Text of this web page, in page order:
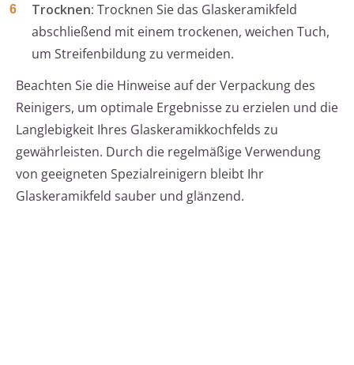
Trocknen: Trocknen Sie das Glaskeramikfeld
abschließend mit einem trockenen, weichen Tuch,
um Streifenbildung zu vermeiden.
Beachten Sie die Hinweise auf der Verpackung des
Reinigers, um optimale Ergebnisse zu erzielen und die
Langlebigkeit Ihres Glaskeramikkochfelds zu
gewährleisten. Durch die regelmäßige Verwendung
von geeigneten Spezialreinigern bleibt Ihr
Glaskeramikfeld sauber und glänzend.